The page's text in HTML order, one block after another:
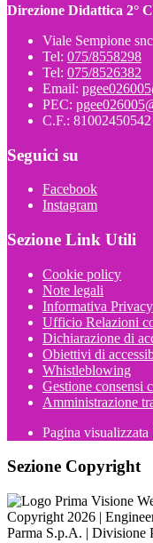
Direzione Didattica 2°
Viale Sempione
Tel: 075/8558298
Tel: 075/8526382
Email:
PEC:
C.F.: 81002450542
Seguici su
Facebook
Instagram
Sezione Link Utili
Cookie policy
Note legali
Informativa Privacy
Ufficio Relazioni
Dichiarazione di
Obiettivi di
Whistleblowing
Gestione consensi
Amministrazione
Pagina visualizzata
Sezione Copyright
Copyright 2026 |
Parma S.p.A. | Divisione